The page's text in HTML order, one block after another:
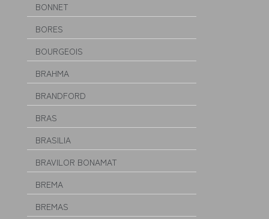
BONNET
BORES
BOURGEOIS
BRAHMA
BRANDFORD
BRAS
BRASILIA
BRAVILOR BONAMAT
BREMA
BREMAS